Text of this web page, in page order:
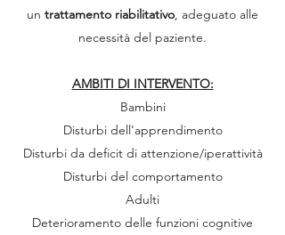
un trattamento riabilitativo, adeguato alle
necessità del paziente.
AMBITI DI INTERVENTO:
Bambini
Disturbi dell'apprendimento
Disturbi da deficit di attenzione/iperattività
Disturbi del comportamento
Adulti
Deterioramento delle funzioni cognitive